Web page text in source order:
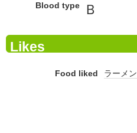
Blood type Ｂ
Likes
Food liked ラーメ